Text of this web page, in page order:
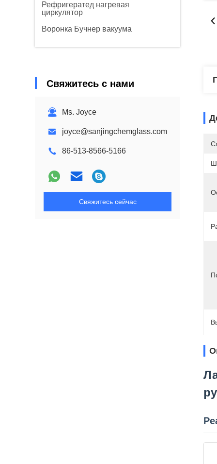
Рефригератед нагревая
циркулятор
Воронка Бучнер вакуума
Свяжитесь с нами
Ms. Joyce
joyce@sanjingchemglass.com
86-513-8566-5166
Свяжитесь сейчас